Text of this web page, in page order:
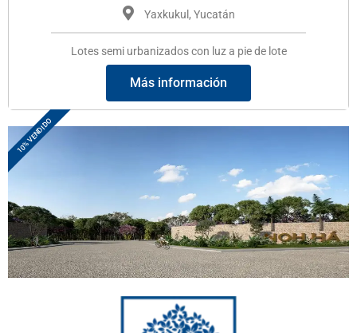
Yaxkukul, Yucatán
Lotes semi urbanizados con luz a pie de lote
Más información
10% VENDIDO